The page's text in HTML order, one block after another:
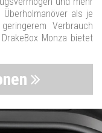
als je
Verbrauch
Monza bietet